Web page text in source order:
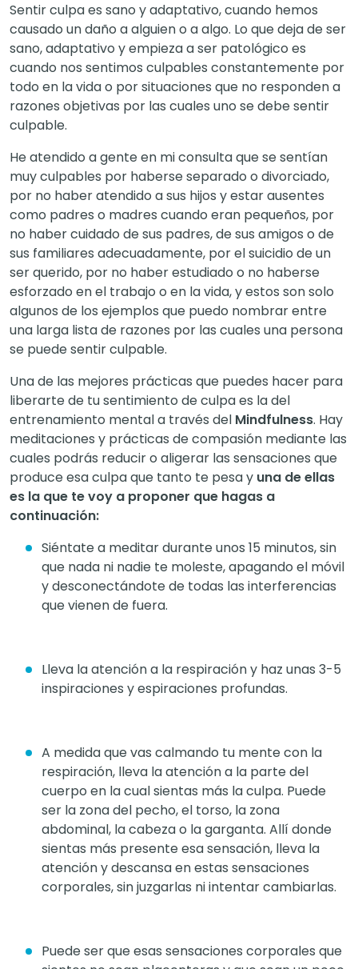
Sentir culpa es sano y adaptativo, cuando hemos
causado un daño a alguien o a algo. Lo que deja de ser
sano, adaptativo y empieza a ser patológico es
cuando nos sentimos culpables constantemente por
todo en la vida o por situaciones que no responden a
razones objetivas por las cuales uno se debe sentir
culpable.
He atendido a gente en mi consulta que se sentían
muy culpables por haberse separado o divorciado,
por no haber atendido a sus hijos y estar ausentes
como padres o madres cuando eran pequeños, por
no haber cuidado de sus padres, de sus amigos o de
sus familiares adecuadamente, por el suicidio de un
ser querido, por no haber estudiado o no haberse
esforzado en el trabajo o en la vida, y estos son solo
algunos de los ejemplos que puedo nombrar entre
una larga lista de razones por las cuales una persona
se puede sentir culpable.
Una de las mejores prácticas que puedes hacer para
liberarte de tu sentimiento de culpa es la del
entrenamiento mental a través del Mindfulness. Hay
meditaciones y prácticas de compasión mediante las
cuales podrás reducir o aligerar las sensaciones que
produce esa culpa que tanto te pesa y una de ellas
es la que te voy a proponer que hagas a
continuación:
Siéntate a meditar durante unos 15 minutos, sin
que nada ni nadie te moleste, apagando el móvil
y desconectándote de todas las interferencias
que vienen de fuera.
Lleva la atención a la respiración y haz unas 3-5
inspiraciones y espiraciones profundas.
A medida que vas calmando tu mente con la
respiración, lleva la atención a la parte del
cuerpo en la cual sientas más la culpa. Puede
ser la zona del pecho, el torso, la zona
abdominal, la cabeza o la garganta. Allí donde
sientas más presente esa sensación, lleva la
atención y descansa en estas sensaciones
corporales, sin juzgarlas ni intentar cambiarlas.
Puede ser que esas sensaciones corporales que